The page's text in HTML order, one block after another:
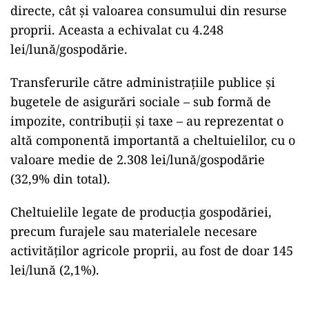
directe, cât și valoarea consumului din resurse
proprii. Aceasta a echivalat cu 4.248
lei/lună/gospodărie.
Transferurile către administrațiile publice și
bugetele de asigurări sociale – sub formă de
impozite, contribuții și taxe – au reprezentat o
altă componentă importantă a cheltuielilor, cu o
valoare medie de 2.308 lei/lună/gospodărie
(32,9% din total).
Cheltuielile legate de producția gospodăriei,
precum furajele sau materialele necesare
activităților agricole proprii, au fost de doar 145
lei/lună (2,1%).